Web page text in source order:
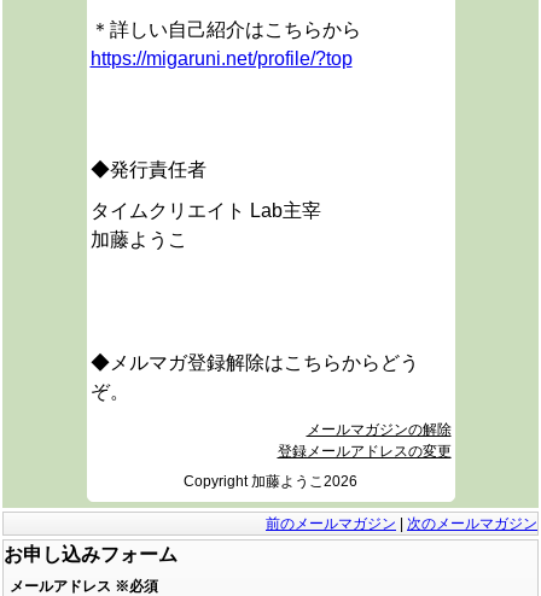
＊詳しい自己紹介はこちらから
https://migaruni.net/profile/?top
◆発行責任者
タイムクリエイト Lab主宰
加藤ようこ
◆メルマガ登録解除はこちらからどう
ぞ。
メールマガジンの解除
登録メールアドレスの変更
Copyright 加藤ようこ2026
前のメールマガジン 次のメールマガジン
お申し込みフォーム
メールアドレス ※必須